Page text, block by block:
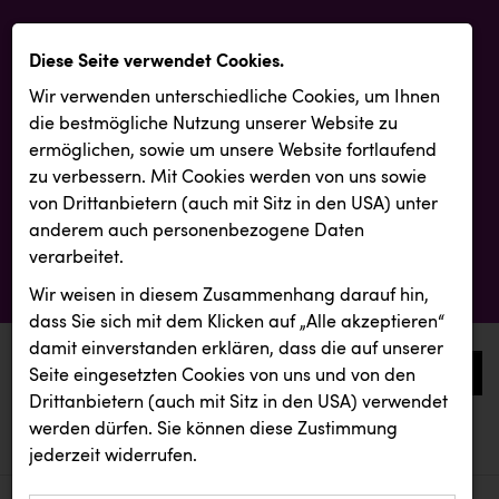
0
aktuelle aussendungen
aktuelle aussendungen
Diese Seite verwendet Cookies.
Wir verwenden unterschiedliche Cookies, um Ihnen
die best­mögliche Nutzung unserer Website zu
ermöglichen, sowie um unsere Website fortlaufend
zu verbessern. Mit Cookies werden von uns sowie
von Drittanbietern (auch mit Sitz in den USA) unter
anderem auch personenbezogene Daten
verarbeitet.
Wir weisen in diesem Zusammenhang darauf hin,
dass Sie sich mit dem Klicken auf „Alle akzeptieren“
damit ein­ver­standen erklären, dass die auf unserer
Seite eingesetzten Cookies von uns und von den
Drittanbietern (auch mit Sitz in den USA) verwendet
werden dürfen. Sie können diese Zustimmung
jederzeit widerrufen.